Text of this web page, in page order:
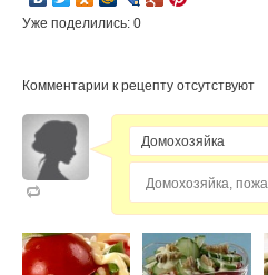
Уже поделились: 0
Комментарии к рецепту отсутствуют